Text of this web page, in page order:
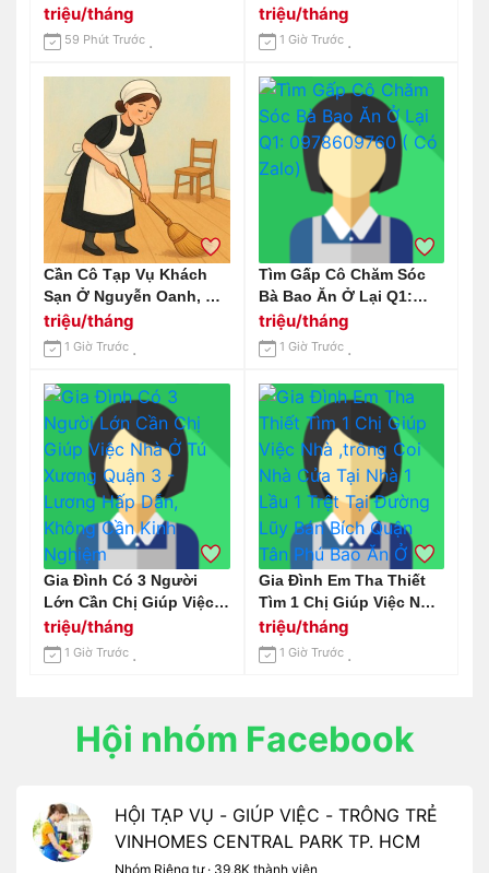
Alo E Nha
triệu/tháng
59 Phút Trước
triệu/tháng
1 Giờ Trước
Cần Cô Tạp Vụ Khách
Sạn Ở Nguyễn Oanh, Gò
Vấp
triệu/tháng
1 Giờ Trước
Tìm Gấp Cô Chăm Sóc
Bà Bao Ăn Ở Lại Q1:
0978609760 ( Có Zalo)
triệu/tháng
1 Giờ Trước
Gia Đình Có 3 Người
Lớn Cần Chị Giúp Việc
Nhà Ở Tú Xương Quận 3
- Lương Hấp Dẫn,
Không Cần Kinh Nghiệm
triệu/tháng
1 Giờ Trước
Gia Đình Em Tha Thiết
Tìm 1 Chị Giúp Việc Nhà
,trông Coi Nhà Cửa Tại
Nhà 1 Lầu 1 Trệt Tại
Đường Lũy Bán Bích
triệu/tháng
1 Giờ Trước
Hội nhóm Facebook
HỘI TẠP VỤ - GIÚP VIỆC - TRÔNG TRẺ
VINHOMES CENTRAL PARK TP. HCM
Nhóm Riêng tư · 39,8K thành viên